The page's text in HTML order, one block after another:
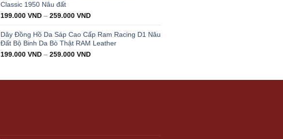
Classic 1950 Nâu đất
199.000 VND – 259.000 VND
Dây Đồng Hồ Da Sáp Cao Cấp Ram Racing D1 Nâu
Đất Bộ Binh Da Bò Thật RAM Leather
199.000 VND – 259.000 VND